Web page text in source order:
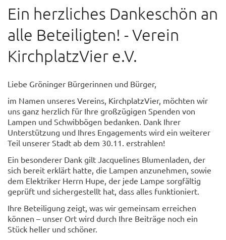
Ein herzliches Dankeschön an
alle Beteiligten! - Verein
KirchplatzVier e.V.
Liebe Gröninger Bürgerinnen und Bürger,
im Namen unseres Vereins, KirchplatzVier, möchten wir
uns ganz herzlich für Ihre großzügigen Spenden von
Lampen und Schwibbögen bedanken. Dank Ihrer
Unterstützung und Ihres Engagements wird ein weiterer
Teil unserer Stadt ab dem 30.11. erstrahlen!
Ein besonderer Dank gilt Jacquelines Blumenladen, der
sich bereit erklärt hatte, die Lampen anzunehmen, sowie
dem Elektriker Herrn Hupe, der jede Lampe sorgfältig
geprüft und sichergestellt hat, dass alles funktioniert.
Ihre Beteiligung zeigt, was wir gemeinsam erreichen
können – unser Ort wird durch Ihre Beiträge noch ein
Stück heller und schöner.